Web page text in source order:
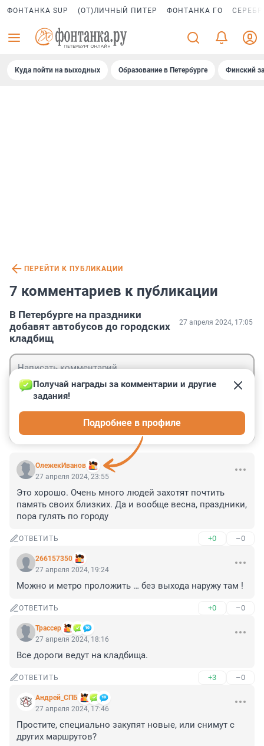
ФОНТАНКА SUP (ОТ)ЛИЧНЫЙ ПИТЕР ФОНТАНКА ГО
Куда пойти на выходных Образование в Петербурге Финский
ПЕРЕЙТИ К ПУБЛИКАЦИИ
7 комментариев к публикации
В Петербурге на праздники
добавят автобусов до городских
кладбищ
27 апреля 2024, 17:05
ОлежекИванов
Получай награды за комментарии и другие
задания!
Подробнее в профиле
27 апреля 2024, 23:55
Это хорошо. Очень много людей захотят почтить
память своих близких. Да и вообще весна, праздники,
пора гулять по городу
ОТВЕТИТЬ +0 –0
266157350
27 апреля 2024, 19:24
Можно и метро проложить … без выхода наружу там !
ОТВЕТИТЬ +0 –0
Трассер
27 апреля 2024, 18:16
Все дороги ведут на кладбища.
ОТВЕТИТЬ +3 –0
Андрей_СПБ
27 апреля 2024, 17:46
Простите, специально закупят новые, или снимут с
других маршрутов?